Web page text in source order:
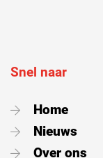
Snel naar
Home
Nieuws
Over ons